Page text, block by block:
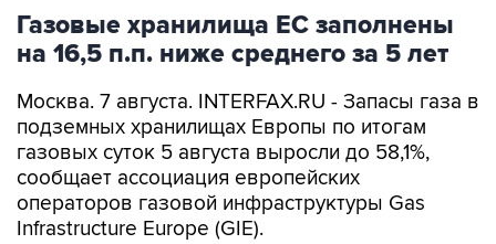
Газовые хранилища ЕС заполнены
на 16,5 п.п. ниже среднего за 5 лет
Москва. 7 августа. INTERFAX.RU - Запасы газа в
подземных хранилищах Европы по итогам
газовых суток 5 августа выросли до 58,1%,
сообщает ассоциация европейских
операторов газовой инфраструктуры Gas
Infrastructure Europe (GIE).